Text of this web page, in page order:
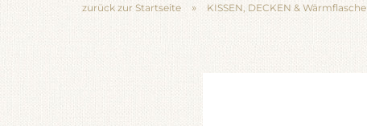
zurück zur Startseite » KISSEN, DECKEN &